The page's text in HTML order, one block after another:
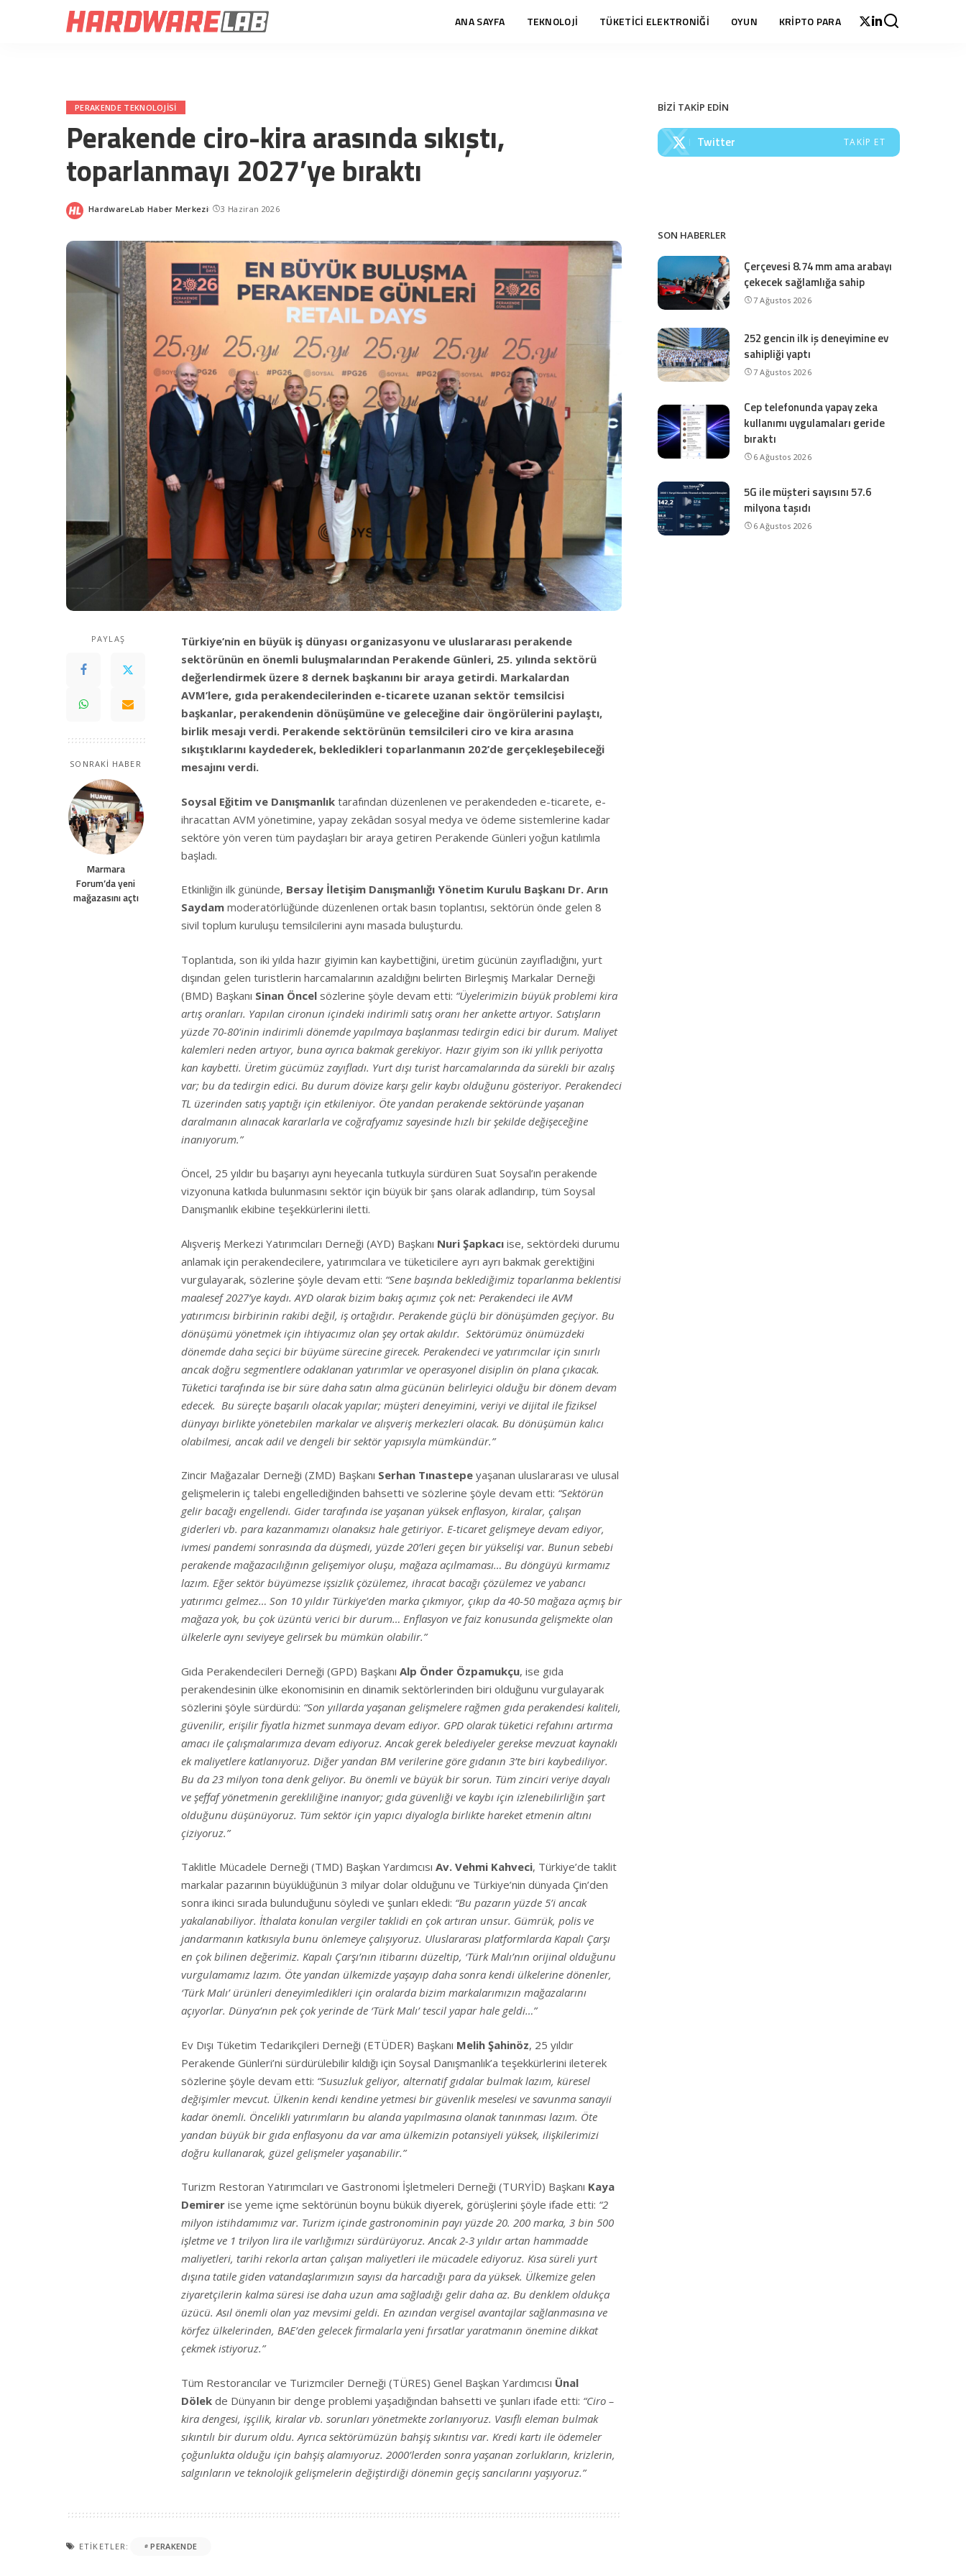
ANA SAYFA TEKNOLOJİ TÜKETİCİ ELEKTRONİĞİ OYUN KRİPTO PARA
PERAKENDE TEKNOLOJISI
Perakende ciro-kira arasında sıkıştı,
toparlanmayı 2027’ye bıraktı
Posted
HardwareLab Haber Merkezi 3 Haziran 2026
PAYLAŞ
SONRAKİ HABER
Marmara
Forum’da yeni
mağazasını açtı
Türkiye’nin en büyük iş dünyası organizasyonu ve uluslararası perakende
sektörünün en önemli buluşmalarından Perakende Günleri, 25. yılında sektörü
değerlendirmek üzere 8 dernek başkanını bir araya getirdi. Markalardan
AVM’lere, gıda perakendecilerinden e-ticarete uzanan sektör temsilcisi
başkanlar, perakendenin dönüşümüne ve geleceğine dair öngörülerini paylaştı,
birlik mesajı verdi. Perakende sektörünün temsilcileri ciro ve kira arasına
sıkıştıklarını kaydederek, bekledikleri toparlanmanın 202’de gerçekleşebileceği
mesajını verdi.
Soysal Eğitim ve Danışmanlık tarafından düzenlenen ve perakendeden e-ticarete, e-
ihracattan AVM yönetimine, yapay zekâdan sosyal medya ve ödeme sistemlerine kadar
sektöre yön veren tüm paydaşları bir araya getiren Perakende Günleri yoğun katılımla
başladı.
Etkinliğin ilk gününde, Bersay İletişim Danışmanlığı Yönetim Kurulu Başkanı Dr. Arın
Saydam moderatörlüğünde düzenlenen ortak basın toplantısı, sektörün önde gelen 8
sivil toplum kuruluşu temsilcilerini aynı masada buluşturdu.
Toplantıda, son iki yılda hazır giyimin kan kaybettiğini, üretim gücünün zayıfladığını, yurt
dışından gelen turistlerin harcamalarının azaldığını belirten Birleşmiş Markalar Derneği
(BMD) Başkanı Sinan Öncel sözlerine şöyle devam etti: “Üyelerimizin büyük problemi kira
artış oranları. Yapılan cironun içindeki indirimli satış oranı her ankette artıyor. Satışların
yüzde 70-80’inin indirimli dönemde yapılmaya başlanması tedirgin edici bir durum. Maliyet
kalemleri neden artıyor, buna ayrıca bakmak gerekiyor. Hazır giyim son iki yıllık periyotta
kan kaybetti. Üretim gücümüz zayıfladı. Yurt dışı turist harcamalarında da sürekli bir azalış
var; bu da tedirgin edici. Bu durum dövize karşı gelir kaybı olduğunu gösteriyor. Perakendeci
TL üzerinden satış yaptığı için etkileniyor. Öte yandan perakende sektöründe yaşanan
daralmanın alınacak kararlarla ve coğrafyamız sayesinde hızlı bir şekilde değişeceğine
inanıyorum.”
Öncel, 25 yıldır bu başarıyı aynı heyecanla tutkuyla sürdüren Suat Soysal’ın perakende
vizyonuna katkıda bulunmasını sektör için büyük bir şans olarak adlandırıp, tüm Soysal
Danışmanlık ekibine teşekkürlerini iletti.
Alışveriş Merkezi Yatırımcıları Derneği (AYD) Başkanı Nuri Şapkacı ise, sektördeki durumu
anlamak için perakendecilere, yatırımcılara ve tüketicilere ayrı ayrı bakmak gerektiğini
vurgulayarak, sözlerine şöyle devam etti: “Sene başında beklediğimiz toparlanma beklentisi
maalesef 2027’ye kaydı. AYD olarak bizim bakış açımız çok net: Perakendeci ile AVM
yatırımcısı birbirinin rakibi değil, iş ortağıdır. Perakende güçlü bir dönüşümden geçiyor. Bu
dönüşümü yönetmek için ihtiyacımız olan şey ortak akıldır. Sektörümüz önümüzdeki
dönemde daha seçici bir büyüme sürecine girecek. Perakendeci ve yatırımcılar için sınırlı
ancak doğru segmentlere odaklanan yatırımlar ve operasyonel disiplin ön plana çıkacak.
Tüketici tarafında ise bir süre daha satın alma gücünün belirleyici olduğu bir dönem devam
edecek. Bu süreçte başarılı olacak yapılar; müşteri deneyimini, veriyi ve dijital ile fiziksel
dünyayı birlikte yönetebilen markalar ve alışveriş merkezleri olacak. Bu dönüşümün kalıcı
olabilmesi, ancak adil ve dengeli bir sektör yapısıyla mümkündür.”
Zincir Mağazalar Derneği (ZMD) Başkanı Serhan Tınastepe yaşanan uluslararası ve ulusal
gelişmelerin iç talebi engellediğinden bahsetti ve sözlerine şöyle devam etti: “Sektörün
gelir bacağı engellendi. Gider tarafında ise yaşanan yüksek enflasyon, kiralar, çalışan
giderleri vb. para kazanmamızı olanaksız hale getiriyor. E-ticaret gelişmeye devam ediyor,
ivmesi pandemi sonrasında da düşmedi, yüzde 20’leri geçen bir yükselişi var. Bunun sebebi
perakende mağazacılığının gelişemiyor oluşu, mağaza açılmaması… Bu döngüyü kırmamız
lazım. Eğer sektör büyümezse işsizlik çözülemez, ihracat bacağı çözülemez ve yabancı
yatırımcı gelmez… Son 10 yıldır Türkiye’den marka çıkmıyor, çıkıp da 40-50 mağaza açmış bir
mağaza yok, bu çok üzüntü verici bir durum… Enflasyon ve faiz konusunda gelişmekte olan
ülkelerle aynı seviyeye gelirsek bu mümkün olabilir.”
Gıda Perakendecileri Derneği (GPD) Başkanı Alp Önder Özpamukçu, ise gıda
perakendesinin ülke ekonomisinin en dinamik sektörlerinden biri olduğunu vurgulayarak
sözlerini şöyle sürdürdü: “Son yıllarda yaşanan gelişmelere rağmen gıda perakendesi kaliteli,
güvenilir, erişilir fiyatla hizmet sunmaya devam ediyor. GPD olarak tüketici refahını artırma
amacı ile çalışmalarımıza devam ediyoruz. Ancak gerek belediyeler gerekse mevzuat kaynaklı
ek maliyetlere katlanıyoruz. Diğer yandan BM verilerine göre gıdanın 3’te biri kaybediliyor.
Bu da 23 milyon tona denk geliyor. Bu önemli ve büyük bir sorun. Tüm zinciri veriye dayalı
ve şeffaf yönetmenin gerekliliğine inanıyor; gıda güvenliği ve kaybı için izlenebilirliğin şart
olduğunu düşünüyoruz. Tüm sektör için yapıcı diyalogla birlikte hareket etmenin altını
çiziyoruz.”
Taklitle Mücadele Derneği (TMD) Başkan Yardımcısı Av. Vehmi Kahveci, Türkiye’de taklit
markalar pazarının büyüklüğünün 3 milyar dolar olduğunu ve Türkiye’nin dünyada Çin’den
sonra ikinci sırada bulunduğunu söyledi ve şunları ekledi: “Bu pazarın yüzde 5’i ancak
yakalanabiliyor. İthalata konulan vergiler taklidi en çok artıran unsur. Gümrük, polis ve
jandarmanın katkısıyla bunu önlemeye çalışıyoruz. Uluslararası platformlarda Kapalı Çarşı
en çok bilinen değerimiz. Kapalı Çarşı’nın itibarını düzeltip, ‘Türk Malı’nın orijinal olduğunu
vurgulamamız lazım. Öte yandan ülkemizde yaşayıp daha sonra kendi ülkelerine dönenler,
‘Türk Malı’ ürünleri deneyimledikleri için oralarda bizim markalarımızın mağazalarını
açıyorlar. Dünya’nın pek çok yerinde de ‘Türk Malı’ tescil yapar hale geldi…”
Ev Dışı Tüketim Tedarikçileri Derneği (ETÜDER) Başkanı Melih Şahinöz, 25 yıldır
Perakende Günleri’ni sürdürülebilir kıldığı için Soysal Danışmanlık’a teşekkürlerini ileterek
sözlerine şöyle devam etti: “Susuzluk geliyor, alternatif gıdalar bulmak lazım, küresel
değişimler mevcut. Ülkenin kendi kendine yetmesi bir güvenlik meselesi ve savunma sanayii
kadar önemli. Öncelikli yatırımların bu alanda yapılmasına olanak tanınması lazım. Öte
yandan büyük bir gıda enflasyonu da var ama ülkemizin potansiyeli yüksek, ilişkilerimizi
doğru kullanarak, güzel gelişmeler yaşanabilir.”
Turizm Restoran Yatırımcıları ve Gastronomi İşletmeleri Derneği (TURYİD) Başkanı Kaya
Demirer ise yeme içme sektörünün boynu bükük diyerek, görüşlerini şöyle ifade etti: “2
milyon istihdamımız var. Turizm içinde gastronominin payı yüzde 20. 200 marka, 3 bin 500
işletme ve 1 trilyon lira ile varlığımızı sürdürüyoruz. Ancak 2-3 yıldır artan hammadde
maliyetleri, tarihi rekorla artan çalışan maliyetleri ile mücadele ediyoruz. Kısa süreli yurt
dışına tatile giden vatandaşlarımızın sayısı da harcadığı para da yüksek. Ülkemize gelen
ziyaretçilerin kalma süresi ise daha uzun ama sağladığı gelir daha az. Bu denklem oldukça
üzücü. Asıl önemli olan yaz mevsimi geldi. En azından vergisel avantajlar sağlanmasına ve
körfez ülkelerinden, BAE’den gelecek firmalarla yeni fırsatlar yaratmanın önemine dikkat
çekmek istiyoruz.”
Tüm Restorancılar ve Turizmciler Derneği (TÜRES) Genel Başkan Yardımcısı Ünal
Dölek de Dünyanın bir denge problemi yaşadığından bahsetti ve şunları ifade etti: “Ciro –
kira dengesi, işçilik, kiralar vb. sorunları yönetmekte zorlanıyoruz. Vasıflı eleman bulmak
sıkıntılı bir durum oldu. Ayrıca sektörümüzün bahşiş sıkıntısı var. Kredi kartı ile ödemeler
çoğunlukta olduğu için bahşiş alamıyoruz. 2000’lerden sonra yaşanan zorlukların, krizlerin,
salgınların ve teknolojik gelişmelerin değiştirdiği dönemin geçiş sancılarını yaşıyoruz.”
ETIKETLER: PERAKENDE
BİZİ TAKİP EDİN
Twitter TAKIP ET
SON HABERLER
Çerçevesi 8.74 mm ama arabayı
çekecek sağlamlığa sahip
7 Ağustos 2026
252 gencin ilk iş deneyimine ev
sahipliği yaptı
7 Ağustos 2026
Cep telefonunda yapay zeka
kullanımı uygulamaları geride
bıraktı
6 Ağustos 2026
5G ile müşteri sayısını 57.6
milyona taşıdı
6 Ağustos 2026